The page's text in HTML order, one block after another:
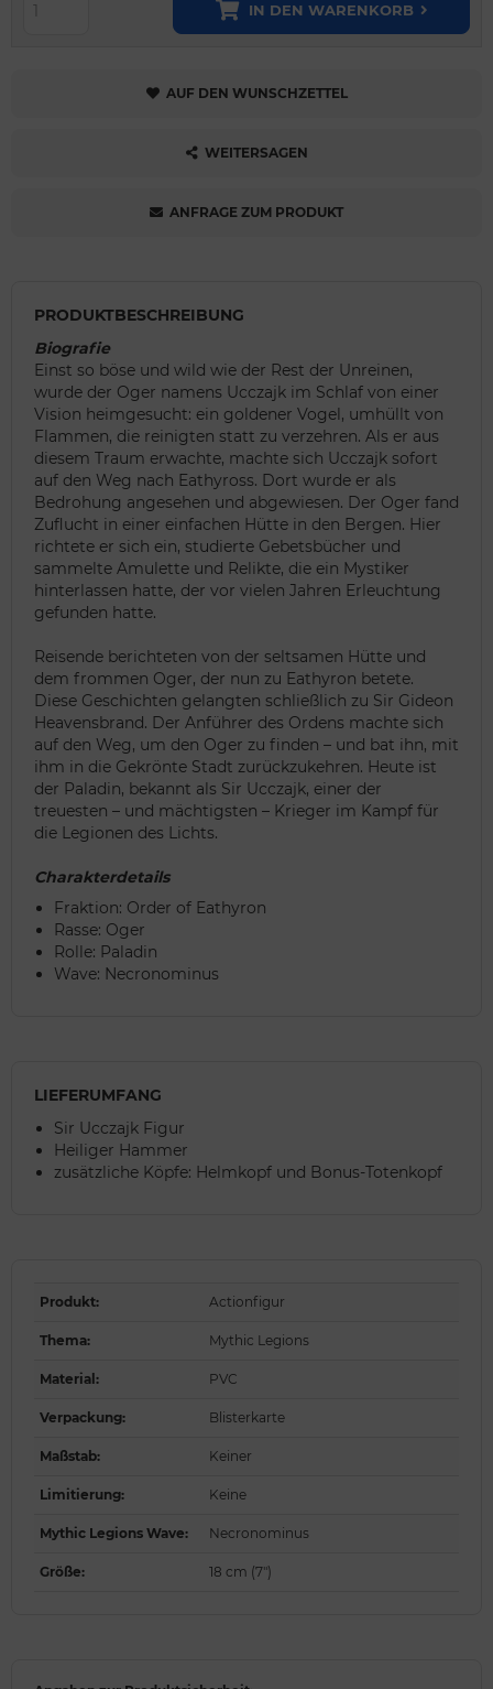
IN DEN WARENKORB
AUF DEN WUNSCHZETTEL
WEITERSAGEN
ANFRAGE ZUM PRODUKT
PRODUKTBESCHREIBUNG
Biografie
Einst so böse und wild wie der Rest der Unreinen,
wurde der Oger namens Ucczajk im Schlaf von einer
Vision heimgesucht: ein goldener Vogel, umhüllt von
Flammen, die reinigten statt zu verzehren. Als er aus
diesem Traum erwachte, machte sich Ucczajk sofort
auf den Weg nach Eathyross. Dort wurde er als
Bedrohung angesehen und abgewiesen. Der Oger fand
Zuflucht in einer einfachen Hütte in den Bergen. Hier
richtete er sich ein, studierte Gebetsbücher und
sammelte Amulette und Relikte, die ein Mystiker
hinterlassen hatte, der vor vielen Jahren Erleuchtung
gefunden hatte.
Reisende berichteten von der seltsamen Hütte und
dem frommen Oger, der nun zu Eathyron betete.
Diese Geschichten gelangten schließlich zu Sir Gideon
Heavensbrand. Der Anführer des Ordens machte sich
auf den Weg, um den Oger zu finden – und bat ihn, mit
ihm in die Gekrönte Stadt zurückzukehren. Heute ist
der Paladin, bekannt als Sir Ucczajk, einer der
treuesten – und mächtigsten – Krieger im Kampf für
die Legionen des Lichts.
Charakterdetails
Fraktion: Order of Eathyron
Rasse: Oger
Rolle: Paladin
Wave: Necronominus
LIEFERUMFANG
Sir Ucczajk Figur
Heiliger Hammer
zusätzliche Köpfe: Helmkopf und Bonus-Totenkopf
Produkt: Actionfigur
Thema: Mythic Legions
Material: PVC
Verpackung: Blisterkarte
Maßstab: Keiner
Limitierung: Keine
Mythic Legions Wave: Necronominus
Größe: 18 cm (7")